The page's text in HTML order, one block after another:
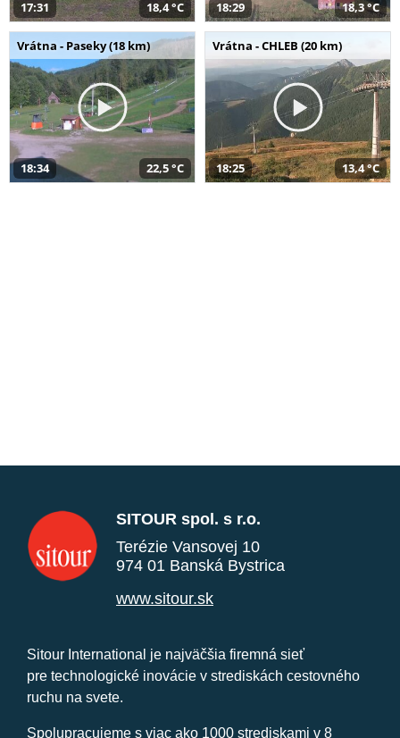
17:31 18,4 °C 18:29 18,3 °C
Vrátna - Paseky (18 km)
18:34 22,5 °C
Vrátna - CHLEB (20 km)
18:25 13,4 °C
SITOUR spol. s r.o.
Terézie Vansovej 10
974 01 Banská Bystrica
www.sitour.sk
Sitour International je najväčšia firemná sieť
pre technologické inovácie v strediskách cestovného
ruchu na svete.
Spolupracujeme s viac ako 1000 strediskami v 8